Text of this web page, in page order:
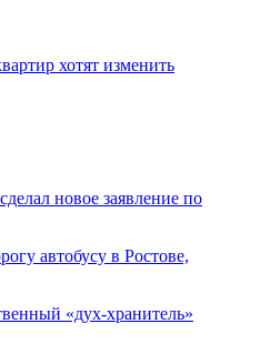
хотят изменить
новое заявление по
автобусу в Ростове,
«дух-хранитель»